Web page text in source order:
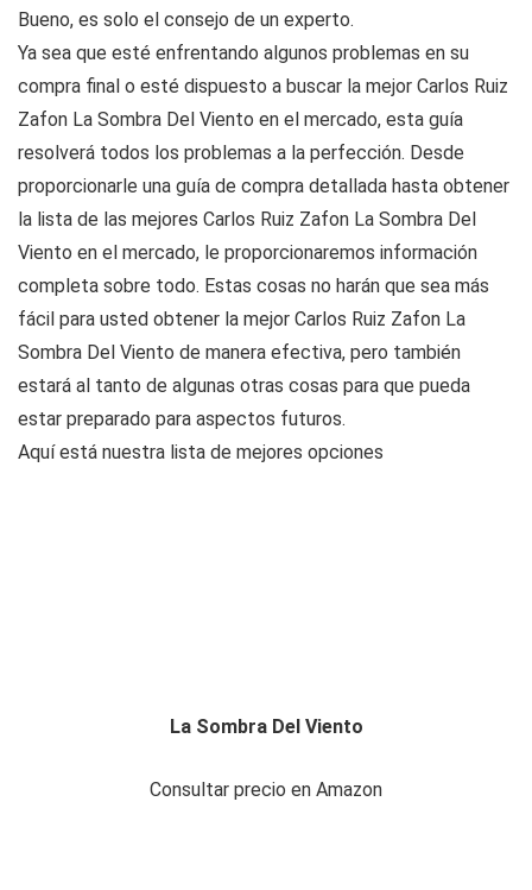
Bueno, es solo el consejo de un experto.
Ya sea que esté enfrentando algunos problemas en su
compra final o esté dispuesto a buscar la mejor Carlos Ruiz
Zafon La Sombra Del Viento en el mercado, esta guía
resolverá todos los problemas a la perfección. Desde
proporcionarle una guía de compra detallada hasta obtener
la lista de las mejores Carlos Ruiz Zafon La Sombra Del
Viento en el mercado, le proporcionaremos información
completa sobre todo. Estas cosas no harán que sea más
fácil para usted obtener la mejor Carlos Ruiz Zafon La
Sombra Del Viento de manera efectiva, pero también
estará al tanto de algunas otras cosas para que pueda
estar preparado para aspectos futuros.
Aquí está nuestra lista de mejores opciones
La Sombra Del Viento
Consultar precio en Amazon